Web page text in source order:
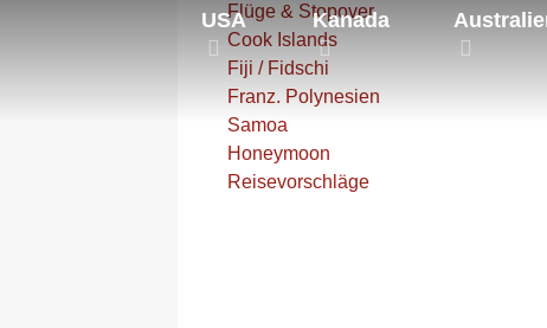
USA Kanada
Flüge & Stopover
Cook Islands
Fiji / Fidschi
Franz. Polynesien
Samoa
Honeymoon
Reisevorschläge